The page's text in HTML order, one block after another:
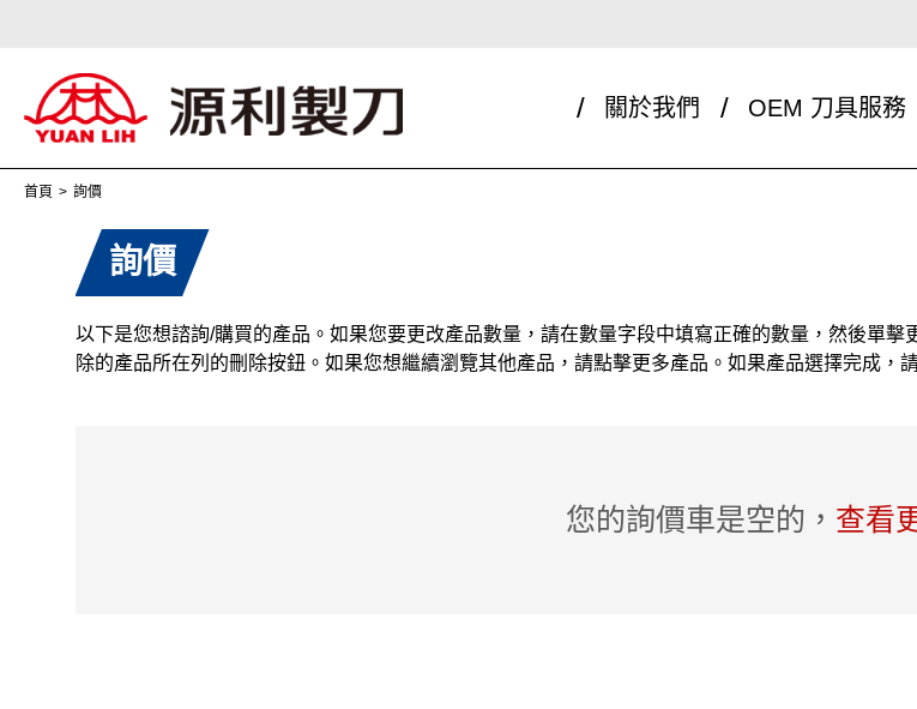
關於我們 OEM 刀具服務
首頁 詢價
詢價
以下是您想諮詢/購買的產品。如果您要更改產品數量，請在數量字段中填寫正確的數量，然後單
除的產品所在列的刪除按鈕。如果您想繼續瀏覽其他產品，請點擊更多產品。如果產品選擇完成，
您的詢價車是空的， 查看
關於我們